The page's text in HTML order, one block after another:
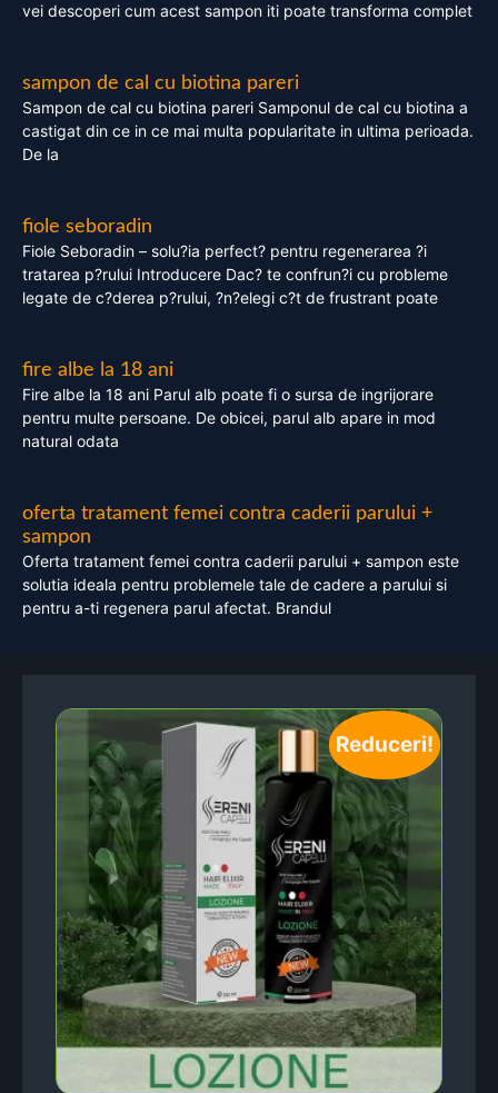
vei descoperi cum acest sampon iti poate transforma complet
sampon de cal cu biotina pareri
Sampon de cal cu biotina pareri Samponul de cal cu biotina a
castigat din ce in ce mai multa popularitate in ultima perioada.
De la
fiole seboradin
Fiole Seboradin – solu?ia perfect? pentru regenerarea ?i
tratarea p?rului Introducere Dac? te confrun?i cu probleme
legate de c?derea p?rului, ?n?elegi c?t de frustrant poate
fire albe la 18 ani
Fire albe la 18 ani Parul alb poate fi o sursa de ingrijorare
pentru multe persoane. De obicei, parul alb apare in mod
natural odata
oferta tratament femei contra caderii parului +
sampon
Oferta tratament femei contra caderii parului + sampon este
solutia ideala pentru problemele tale de cadere a parului si
pentru a-ti regenera parul afectat. Brandul
Reduceri!